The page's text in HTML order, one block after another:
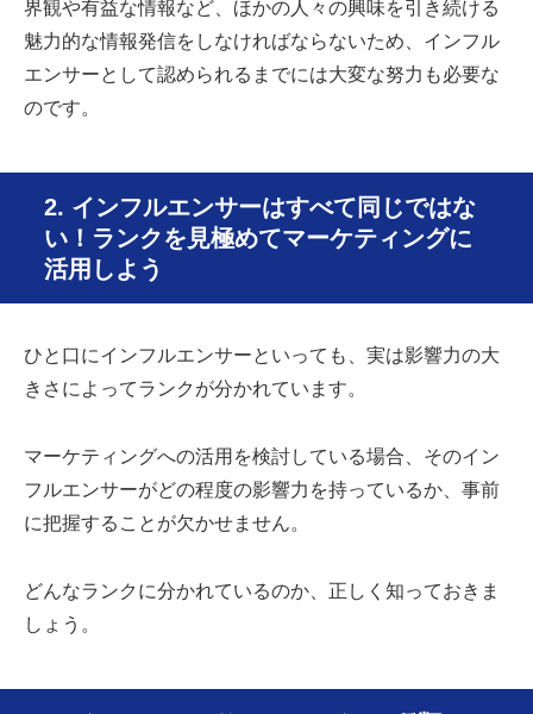
界観や有益な情報など、ほかの人々の興味を引き続ける
魅力的な情報発信をしなければならないため、インフル
エンサーとして認められるまでには大変な努力も必要な
のです。
2. インフルエンサーはすべて同じではな
い！ランクを見極めてマーケティングに
活用しよう
ひと口にインフルエンサーといっても、実は影響力の大
きさによってランクが分かれています。
マーケティングへの活用を検討している場合、そのイン
フルエンサーがどの程度の影響力を持っているか、事前
に把握することが欠かせません。
どんなランクに分かれているのか、正しく知っておきま
しょう。